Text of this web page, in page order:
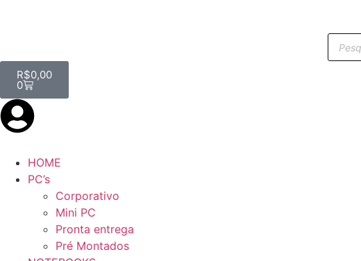
R$0,00
0
HOME
PC’s
Corporativo
Mini PC
Pronta entrega
Pré Montados